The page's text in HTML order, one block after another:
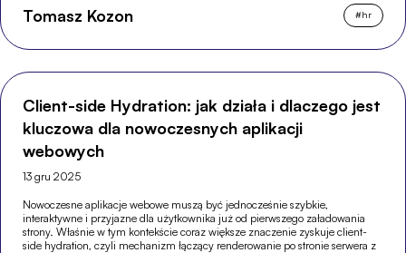
Tomasz Kozon #hr
Client-side Hydration: jak działa i dlaczego jest
kluczowa dla nowoczesnych aplikacji
webowych
13 gru 2025
Nowoczesne aplikacje webowe muszą być jednocześnie szybkie,
interaktywne i przyjazne dla użytkownika już od pierwszego załadowania
strony. Właśnie w tym kontekście coraz większe znaczenie zyskuje client-
side hydration, czyli mechanizm łączący renderowanie po stronie serwera z